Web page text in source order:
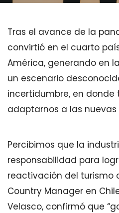
Tras el avance de la
convirtió en el cuarto
América, generando en
un escenario
incertidumbre, en donde
adaptarnos a las
Percibimos que la
responsabilidad para
reactivación del turismo
Country Manager en
Velasco, confirmó que